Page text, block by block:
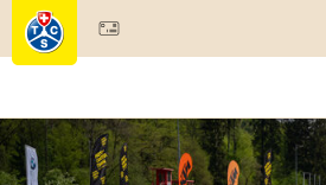
Mitgliedschaft & Leistungen
Test, Sicherheit & Gesundheit